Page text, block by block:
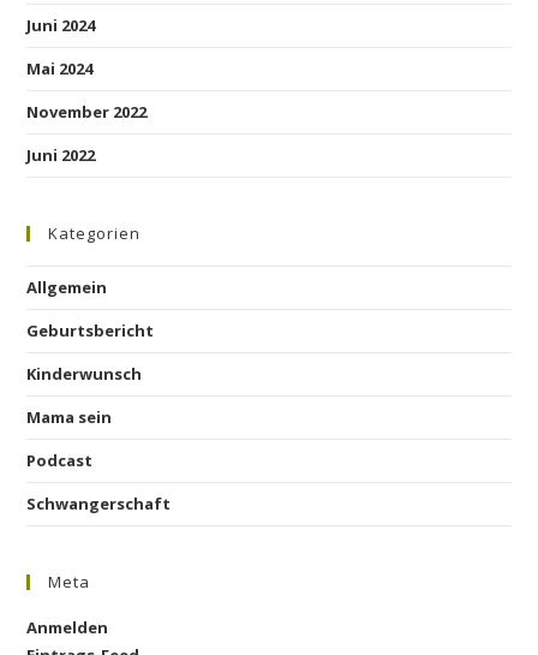
Juni 2024
Mai 2024
November 2022
Juni 2022
Kategorien
Allgemein
Geburtsbericht
Kinderwunsch
Mama sein
Podcast
Schwangerschaft
Meta
Anmelden